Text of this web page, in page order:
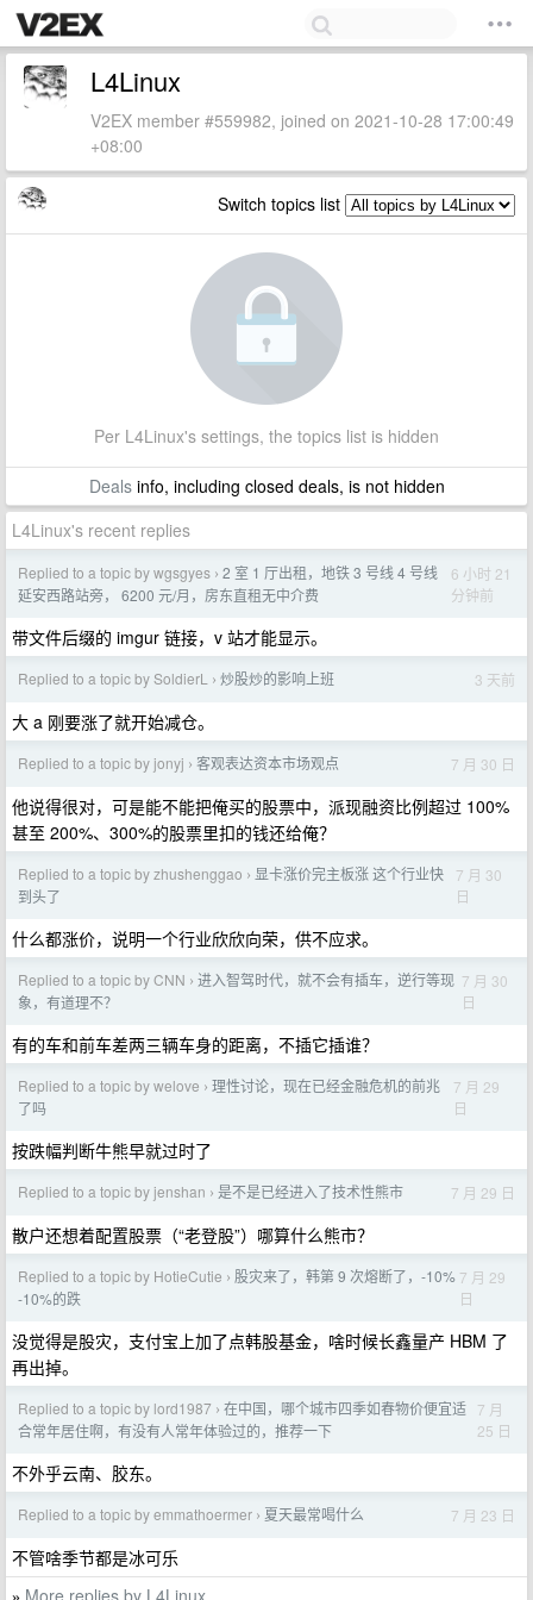
L4Linux
V2EX member #559982, joined on 2021-10-28 17:00:49
+08:00
Switch topics list
Per L4Linux's settings, the topics list is hidden
Dealsinfo, including closed deals, is not hidden
L4Linux's recent replies
Replied to a topic by wgsgyes › 2 室 1 厅出租，地铁 3 号线 4 号线
延安西路站旁， 6200 元/月，房东直租无中介费
6 小时 21
分钟前
带文件后缀的 imgur 链接，v 站才能显示。
Replied to a topic by SoldierL › 炒股炒的影响上班 3 天前
大 a 刚要涨了就开始减仓。
Replied to a topic by jonyj › 客观表达资本市场观点 7 月 30 日
他说得很对，可是能不能把俺买的股票中，派现融资比例超过 100%
甚至 200%、300%的股票里扣的钱还给俺？
Replied to a topic by zhushenggao › 显卡涨价完主板涨 这个行业快
到头了
7 月 30
日
什么都涨价，说明一个行业欣欣向荣，供不应求。
Replied to a topic by CNN › 进入智驾时代，就不会有插车，逆行等现
象，有道理不？
7 月 30
日
有的车和前车差两三辆车身的距离，不插它插谁？
Replied to a topic by welove › 理性讨论，现在已经金融危机的前兆
了吗
7 月 29
日
按跌幅判断牛熊早就过时了
Replied to a topic by jenshan › 是不是已经进入了技术性熊市 7 月 29 日
散户还想着配置股票（“老登股”）哪算什么熊市？
Replied to a topic by HotieCutie › 股灾来了，韩第 9 次熔断了，-10%
-10%的跌
7 月 29
日
没觉得是股灾，支付宝上加了点韩股基金，啥时候长鑫量产 HBM 了
再出掉。
Replied to a topic by lord1987 › 在中国，哪个城市四季如春物价便宜适
合常年居住啊，有没有人常年体验过的，推荐一下
7 月
25 日
不外乎云南、胶东。
Replied to a topic by emmathoermer › 夏天最常喝什么 7 月 23 日
不管啥季节都是冰可乐
More replies by L4Linux